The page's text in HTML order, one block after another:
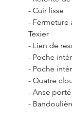
- Cuir lisse
- Fermeture
Texier
- Lien de
- Poche
- Poche
- Quatre
- Anse
-